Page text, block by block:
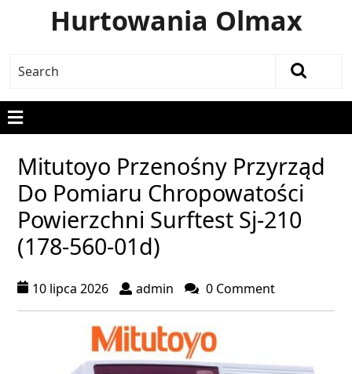
Hurtowania Olmax
Mitutoyo Przenośny Przyrząd
Do Pomiaru Chropowatości
Powierzchni Surftest Sj-210
(178-560-01d)
10 lipca 2026 admin 0 Comment